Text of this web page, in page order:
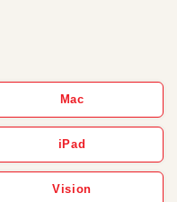
Mac
iPad
Vision